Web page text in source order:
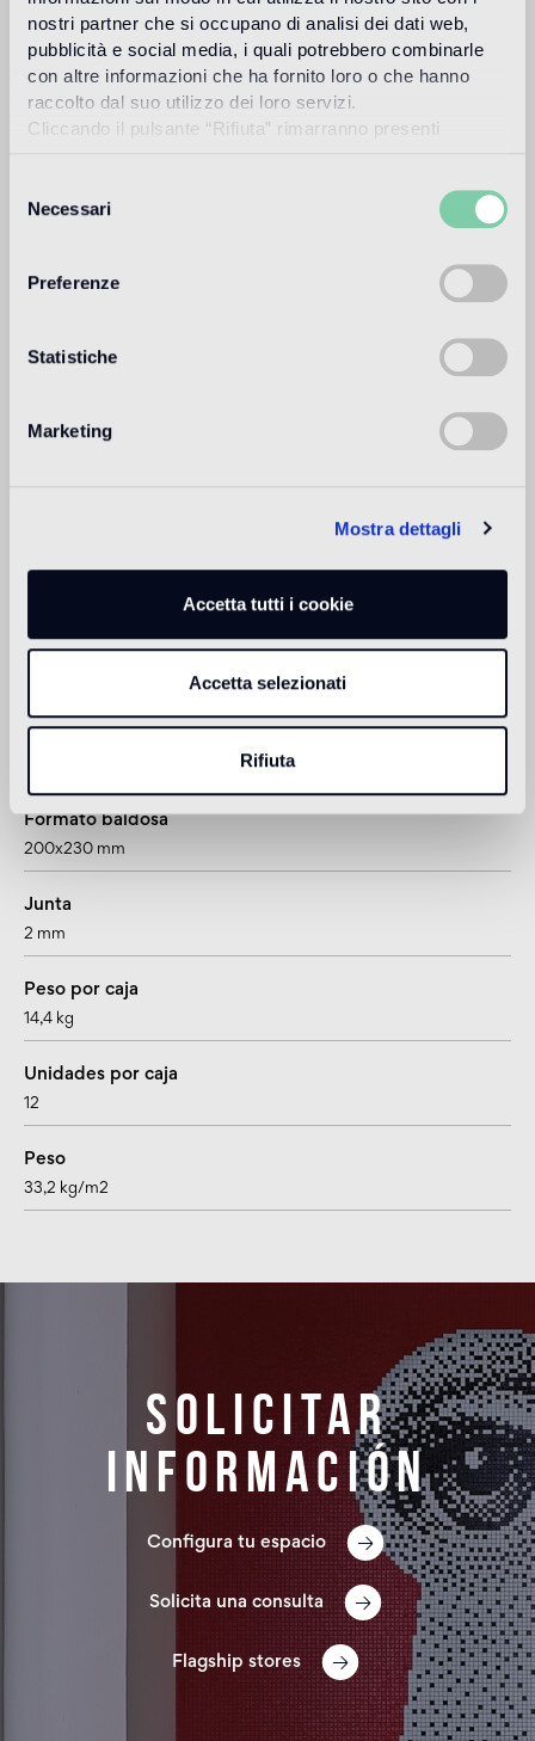
nostri partner che si occupano di analisi dei dati web,
pubblicità e social media, i quali potrebbero combinarle
con altre informazioni che ha fornito loro o che hanno
raccolto dal suo utilizzo dei loro servizi.
Cliccando il pulsante “Rifiuta” rimarranno presenti
tecnici.
delNecessari
Preferenze
Statistiche
Marketing
Mostra dettagli
Accetta tutti i cookie
Accetta selezionati
Rifiuta
Piscina y SPA
no apto
Revestimiento de interior
Revestimiento de exteriores
Cantidad por caja
Espesor
Formato
Formato baldosa
200x230 mm
Junta
2 mm
Peso por caja
14,4 kg
Unidades por caja
12
Peso
33,2 kg/m2
Solicitar
información
Configura tu espacio
Solicita una consulta
Flagship stores